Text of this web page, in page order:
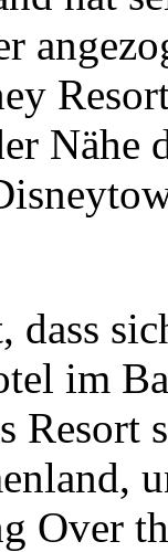
Nähe
dass
im
Resort
Over